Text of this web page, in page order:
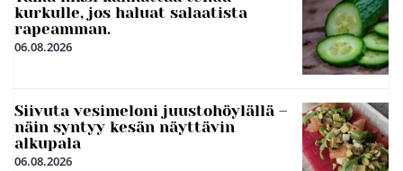
kurkulle, jos haluat salaatista
rapeamman.
06.08.2026
Siivuta vesimeloni juustohöylällä –
näin syntyy kesän näyttävin
alkupala
06.08.2026